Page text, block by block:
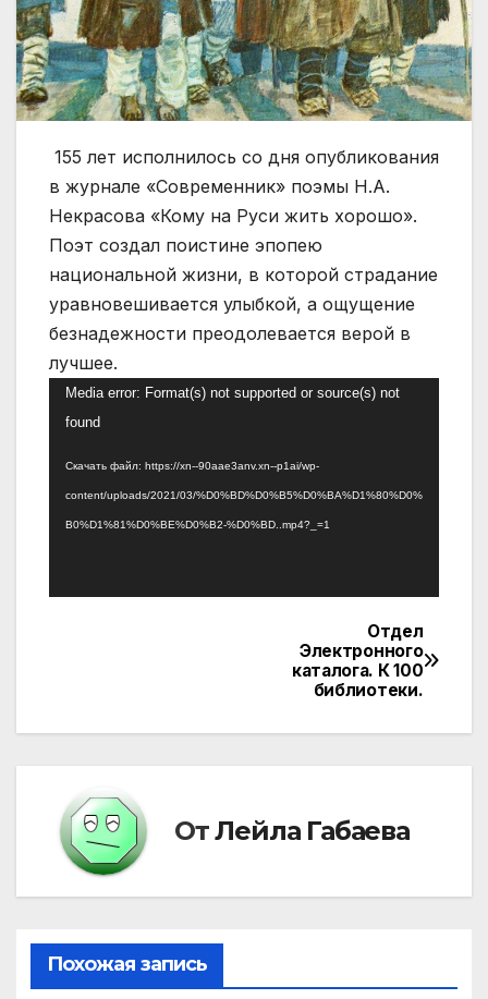
155 лет исполнилось со дня опубликования
в журнале «Современник» поэмы Н.А.
Некрасова «Кому на Руси жить хорошо».
Поэт создал поистине эпопею
национальной жизни, в которой страдание
уравновешивается улыбкой, а ощущение
безнадежности преодолевается верой в
лучшее.
Видеоплеер
Media error: Format(s) not supported or source(s) not
found
Скачать файл: https://xn--90aae3anv.xn--p1ai/wp-
content/uploads/2021/03/%D0%BD%D0%B5%D0%BA%D1%80%D0%
B0%D1%81%D0%BE%D0%B2-%D0%BD..mp4?_=1
записям
Отдел
Электронного
каталога. К 100
библиотеки.
ОтЛейла Габаева
Похожая запись